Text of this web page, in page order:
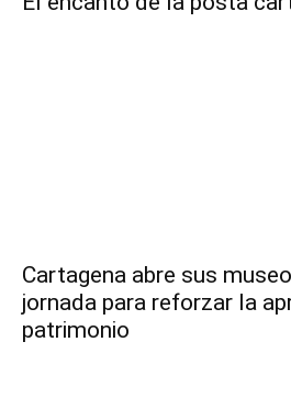
Cartagena abre sus
jornada para reforzar la
patrimonio